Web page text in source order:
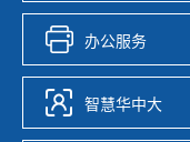
办公服务
智慧华中大